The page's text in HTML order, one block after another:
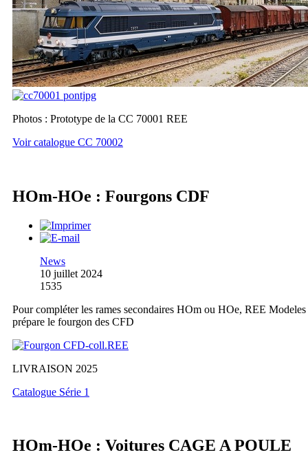
Photos : Prototype de la CC 70001 REE
Voir catalogue CC 70002
HOm-HOe : Fourgons CDF
News
10 juillet 2024
1535
Pour compléter les rames secondaires HOm ou HOe, REE Modeles
prépare le fourgon des CFD
LIVRAISON 2025
Catalogue Série 1
HOm-HOe : Voitures CAGE A POULE